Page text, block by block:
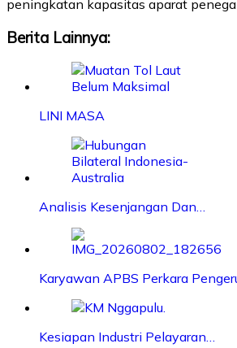
peningkatan kapasitas aparat
Berita Lainnya:
LINI MASA
Analisis Kesenjangan Dan…
Karyawan APBS Perkara
Kesiapan Industri Pelayaran…